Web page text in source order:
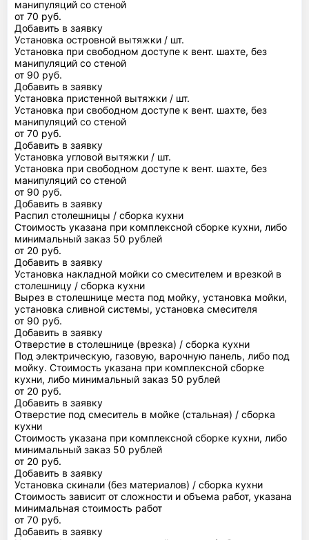
манипуляций со стеной
от 70 руб.
Добавить в заявку
Установка островной вытяжки / шт.
Установка при свободном доступе к вент. шахте, без
манипуляций со стеной
от 90 руб.
Добавить в заявку
Установка пристенной вытяжки / шт.
Установка при свободном доступе к вент. шахте, без
манипуляций со стеной
от 70 руб.
Добавить в заявку
Установка угловой вытяжки / шт.
Установка при свободном доступе к вент. шахте, без
манипуляций со стеной
от 90 руб.
Добавить в заявку
Распил столешницы / сборка кухни
Стоимость указана при комплексной сборке кухни, либо
минимальный заказ 50 рублей
от 20 руб.
Добавить в заявку
Установка накладной мойки со смесителем и врезкой в
столешницу / сборка кухни
Вырез в столешнице места под мойку, установка мойки,
установка сливной системы, установка смесителя
от 90 руб.
Добавить в заявку
Отверстие в столешнице (врезка) / сборка кухни
Под электрическую, газовую, варочную панель, либо под
мойку. Стоимость указана при комплексной сборке
кухни, либо минимальный заказ 50 рублей
от 20 руб.
Добавить в заявку
Отверстие под смеситель в мойке (стальная) / сборка
кухни
Стоимость указана при комплексной сборке кухни, либо
минимальный заказ 50 рублей
от 20 руб.
Добавить в заявку
Установка скинали (без материалов) / сборка кухни
Стоимость зависит от сложности и объема работ, указана
минимальная стоимость работ
от 70 руб.
Добавить в заявку